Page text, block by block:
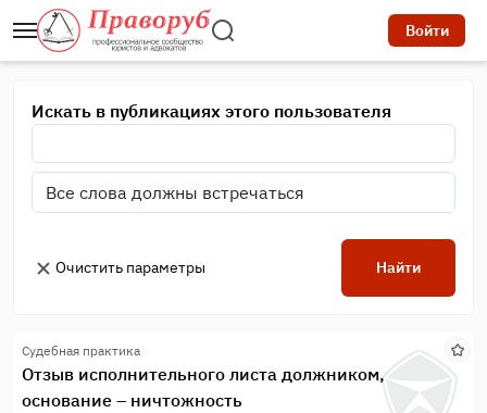
Войти
Искать в публикациях этого пользователя
Очистить параметры Найти
Судебная практика
Отзыв исполнительного листа должником,
основание – ничтожность